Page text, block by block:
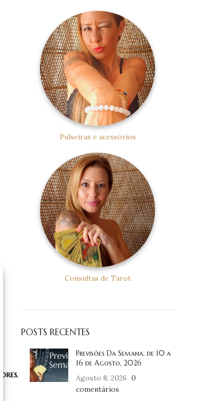
,
Pulseiras e acessórios
Consultas de Tarot
POSTS RECENTES
Previsões Da Semana, de 10 a
16 de Agosto, 2026
Agosto 8, 2026 0
comentários